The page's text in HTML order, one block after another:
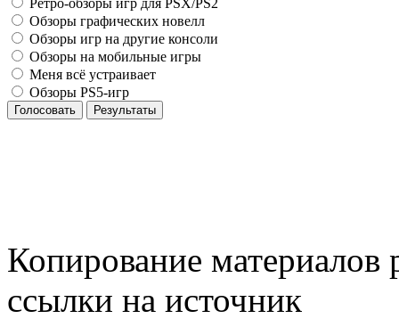
Ретро-обзоры игр для PSX/PS2
Обзоры графических новелл
Обзоры игр на другие консоли
Обзоры на мобильные игры
Меня всё устраивает
Обзоры PS5-игр
Голосовать Результаты
Копирование материалов
ссылки на источник